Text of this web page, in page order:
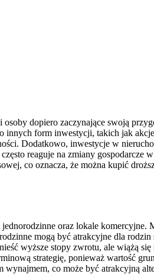
dopiero zaczynające swoją
innych form inwestycji, takich jak
Dodatkowo, inwestycje w
reaguje na zmiany gospodarcze
co oznacza, że można kupić
oraz lokale komercyjne.
mogą być atrakcyjne dla rodzin
wyższe stopy zwrotu, ale wiążą
strategię, ponieważ wartość
co może być atrakcyjną